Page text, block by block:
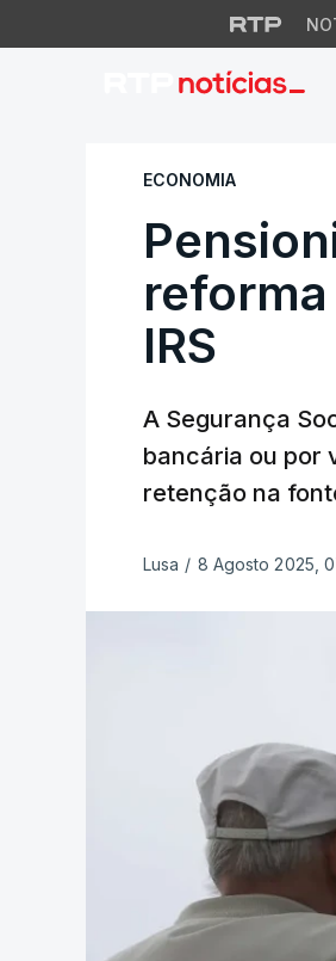
ECONOMIA
IRS
A Segurança
bancária ou por
retenção na
Lusa / 8 Agosto 2025,